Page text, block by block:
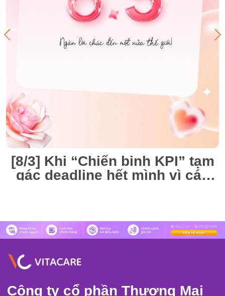
[8/3] Khi “Chiến binh KPI” tạm
gác deadline hết mình vì các
Công ty cổ phần Thương Mại